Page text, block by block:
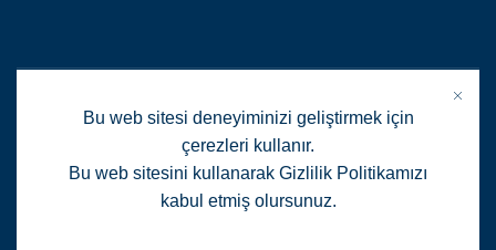
Bu web sitesi deneyiminizi geliştirmek için
çerezleri kullanır.
Bu web sitesini kullanarak Gizlilik Politikamızı
kabul etmiş olursunuz.